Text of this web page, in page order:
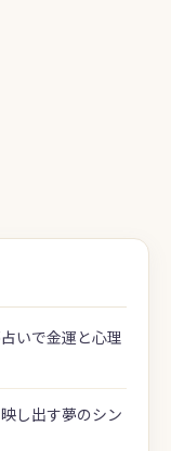
いで金運と心理
し出す夢のシン